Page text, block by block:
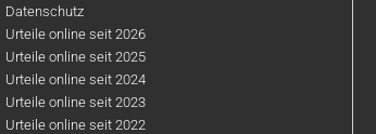
Datenschutz
Urteile online seit 2026
Urteile online seit 2025
Urteile online seit 2024
Urteile online seit 2023
Urteile online seit 2022